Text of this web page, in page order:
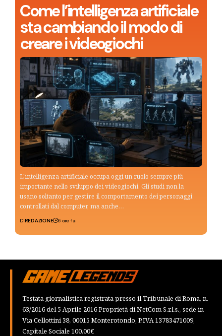
Come l’intelligenza artificiale
sta cambiando il modo di
creare i videogiochi
L'intelligenza artificiale occupa oggi un ruolo sempre più
importante nello sviluppo dei videogiochi. Gli studi non la
usano soltanto per gestire il comportamento dei personaggi
controllati dal computer, ma anche…
DiREDAZIONE 6 ore fa
Testata giornalistica registrata presso il Tribunale di Roma, n.
63/2016 del 5 Aprile 2016 Proprietà di NetCom S.r.l.s., sede in
Via Cellottini 38, 00015 Monterotondo, P.IVA 13783471009,
Capitale Sociale 100,00€